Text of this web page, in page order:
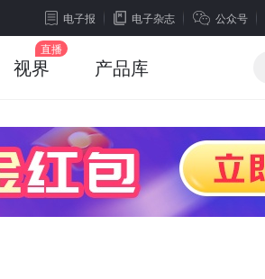
电子报 电子杂志 公众号
视界 产品库